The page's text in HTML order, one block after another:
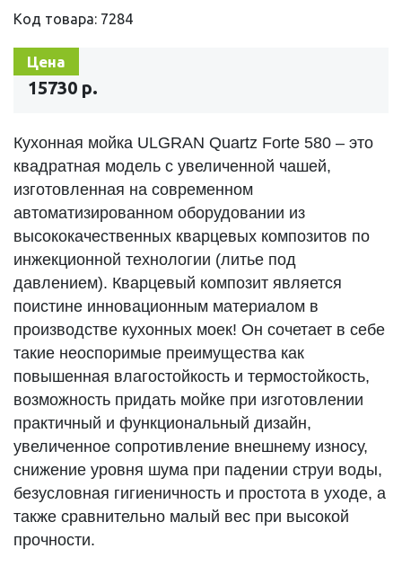
Код товара: 7284
Цена
15730 р.
Кухонная мойка ULGRAN Quartz Forte 580 – это
квадратная модель с увеличенной чашей,
изготовленная на современном
автоматизированном оборудовании из
высококачественных кварцевых композитов по
инжекционной технологии (литье под
давлением). Кварцевый композит является
поистине инновационным материалом в
производстве кухонных моек! Он сочетает в себе
такие неоспоримые преимущества как
повышенная влагостойкость и термостойкость,
возможность придать мойке при изготовлении
практичный и функциональный дизайн,
увеличенное сопротивление внешнему износу,
снижение уровня шума при падении струи воды,
безусловная гигиеничность и простота в уходе, а
также сравнительно малый вес при высокой
прочности.